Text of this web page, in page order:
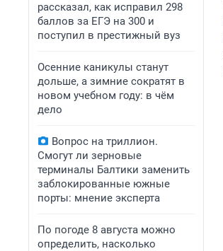
рассказал, как исправил 298
баллов за ЕГЭ на 300 и
поступил в престижный вуз
Осенние каникулы станут
дольше, а зимние сократят в
новом учебном году: в чём
дело
Вопрос на триллион.
Смогут ли зерновые
терминалы Балтики заменить
заблокированные южные
порты: мнение эксперта
По погоде 8 августа можно
определить, насколько